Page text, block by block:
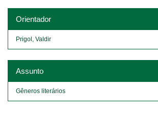
Orientador
Prigol, Valdir
Assunto
Gêneros literários